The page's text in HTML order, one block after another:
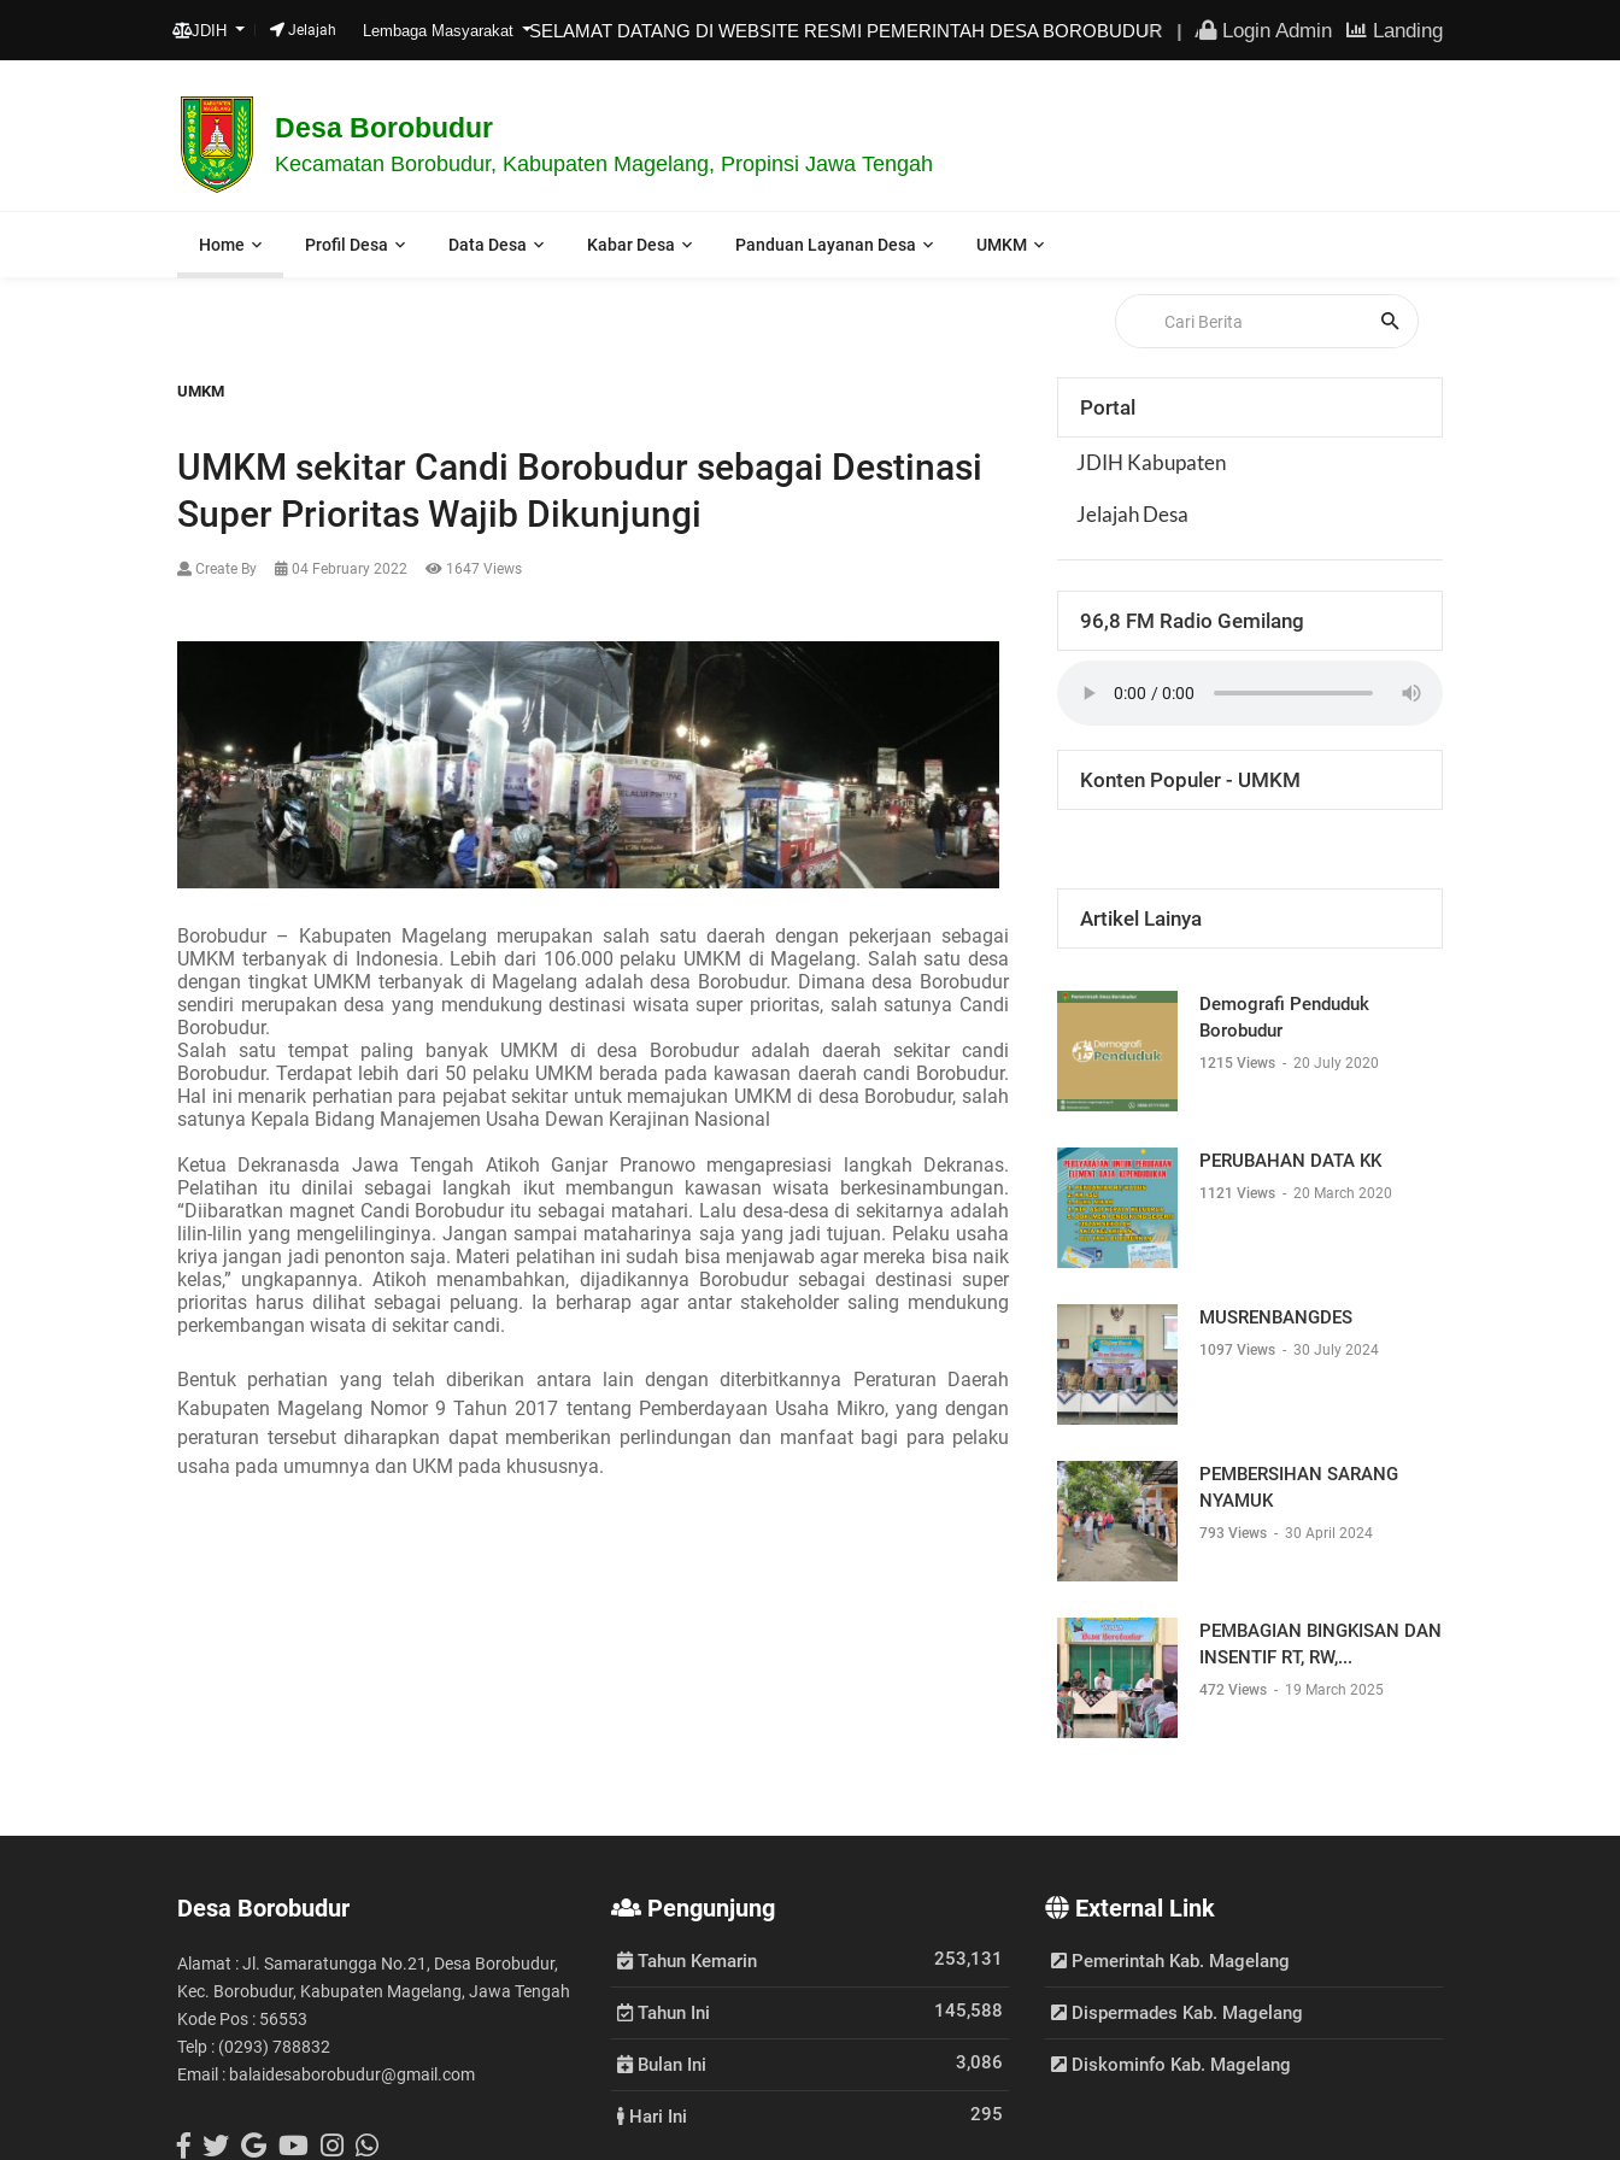
JDIH Jelajah Lembaga MasyarakatSELAMAT DATANG DI WEBSITE RESMI PEMERINTAH DESA BOROBUDUR|AKTIFKAN IKD DI KANTOR PEMDES BOROBUDUR
Login Admin Landing
Desa Borobudur
Kecamatan Borobudur, Kabupaten Magelang, Propinsi Jawa Tengah
Home Profil Desa Data Desa Kabar Desa Panduan Layanan Desa UMKM
UMKM
UMKM sekitar Candi Borobudur sebagai Destinasi
Super Prioritas Wajib Dikunjungi
Create By 04 February 2022 1647 Views
Borobudur – Kabupaten Magelang merupakan salah satu daerah dengan pekerjaan sebagai
UMKM terbanyak di Indonesia. Lebih dari 106.000 pelaku UMKM di Magelang. Salah satu desa
dengan tingkat UMKM terbanyak di Magelang adalah desa Borobudur. Dimana desa Borobudur
sendiri merupakan desa yang mendukung destinasi wisata super prioritas, salah satunya Candi
Borobudur.
Salah satu tempat paling banyak UMKM di desa Borobudur adalah daerah sekitar candi
Borobudur. Terdapat lebih dari 50 pelaku UMKM berada pada kawasan daerah candi Borobudur.
Hal ini menarik perhatian para pejabat sekitar untuk memajukan UMKM di desa Borobudur, salah
satunya Kepala Bidang Manajemen Usaha Dewan Kerajinan Nasional
Ketua Dekranasda Jawa Tengah Atikoh Ganjar Pranowo mengapresiasi langkah Dekranas.
Pelatihan itu dinilai sebagai langkah ikut membangun kawasan wisata berkesinambungan.
“Diibaratkan magnet Candi Borobudur itu sebagai matahari. Lalu desa-desa di sekitarnya adalah
lilin-lilin yang mengelilinginya. Jangan sampai mataharinya saja yang jadi tujuan. Pelaku usaha
kriya jangan jadi penonton saja. Materi pelatihan ini sudah bisa menjawab agar mereka bisa naik
kelas,” ungkapannya. Atikoh menambahkan, dijadikannya Borobudur sebagai destinasi super
prioritas harus dilihat sebagai peluang. Ia berharap agar antar stakeholder saling mendukung
perkembangan wisata di sekitar candi.
Bentuk perhatian yang telah diberikan antara lain dengan diterbitkannya Peraturan Daerah
Kabupaten Magelang Nomor 9 Tahun 2017 tentang Pemberdayaan Usaha Mikro, yang dengan
peraturan tersebut diharapkan dapat memberikan perlindungan dan manfaat bagi para pelaku
usaha pada umumnya dan UKM pada khususnya.
Portal
JDIH Kabupaten
Jelajah Desa
96,8 FM Radio Gemilang
Konten Populer - UMKM
Artikel Lainya
Demografi Penduduk
Borobudur
1215 Views - 20 July 2020
PERUBAHAN DATA KK
1121 Views - 20 March 2020
MUSRENBANGDES
1097 Views - 30 July 2024
PEMBERSIHAN SARANG
NYAMUK
793 Views - 30 April 2024
PEMBAGIAN BINGKISAN DAN
INSENTIF RT, RW,...
472 Views - 19 March 2025
Desa Borobudur
Alamat : Jl. Samaratungga No.21, Desa Borobudur,
Kec. Borobudur, Kabupaten Magelang, Jawa Tengah
Kode Pos : 56553
Telp : (0293) 788832
Email : balaidesaborobudur@gmail.com
Pengunjung
Tahun Kemarin 253,131
Tahun Ini 145,588
Bulan Ini 3,086
Hari Ini 295
External Link
Pemerintah Kab. Magelang
Dispermades Kab. Magelang
Diskominfo Kab. Magelang